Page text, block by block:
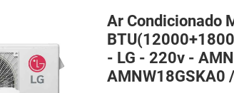
Ar Condicionado
- LG - 220v -
AMNW18GSKA0